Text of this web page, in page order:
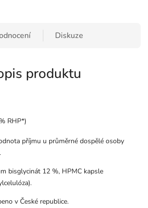
Diskuze
produktu
RHP*)
příjmu u průměrné dospělé osoby
bisglycinát 12 %, HPMC kapsle
v České republice.